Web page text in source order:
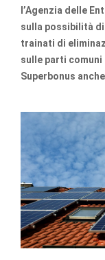
l’Agenzia delle
sulla possibilità
trainati di
sulle parti comuni
Superbonus